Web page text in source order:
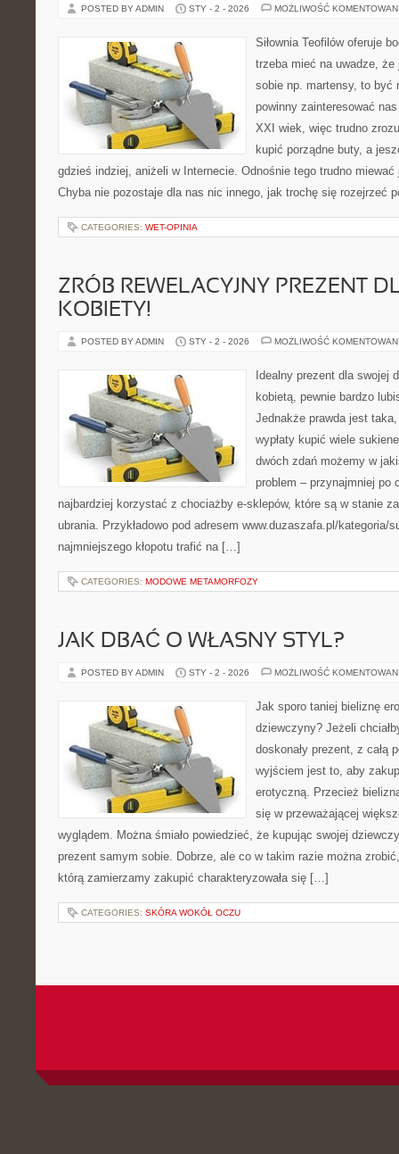
POSTED BY ADMIN STY - 2 - 2026 MOŻLIWOŚĆ
Siłownia Teofilów oferuje
trzeba mieć na uwadze,
sobie np. martensy, to być
powinny zainteresować
XXI wiek, więc trudno
kupić porządne buty, a
gdzieś indziej, aniżeli w Internecie. Odnośnie tego trudno
Chyba nie pozostaje dla nas nic innego, jak trochę się rozejrzeć
CATEGORIES: WET-OPINIA
ZRÓB REWELACYJNY PREZENT
KOBIETY!
POSTED BY ADMIN STY - 2 - 2026 MOŻLIWOŚĆ
Idealny prezent dla swojej
kobietą, pewnie bardzo
Jednakże prawda jest
wypłaty kupić wiele
dwóch zdań możemy w
problem – przynajmniej
najbardziej korzystać z chociażby e-sklepów, które są w stanie
ubrania. Przykładowo pod adresem www.duzaszafa.pl/kategoria/
najmniejszego kłopotu trafić na […]
CATEGORIES: MODOWE METAMORFOZY
JAK DBAĆ O WŁASNY STYL?
POSTED BY ADMIN STY - 2 - 2026 MOŻLIWOŚĆ
Jak sporo taniej bieliznę
dziewczyny? Jeżeli
doskonały prezent, z całą
wyjściem jest to, aby
erotyczną. Przecież
się w przeważającej
wyglądem. Można śmiało powiedzieć, że kupując swojej
prezent samym sobie. Dobrze, ale co w takim razie można
którą zamierzamy zakupić charakteryzowała się […]
CATEGORIES: SKÓRA WOKÓŁ OCZU